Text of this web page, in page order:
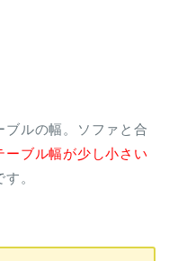
ブルの幅。ソファと合
ーブル幅が少し小さい
。